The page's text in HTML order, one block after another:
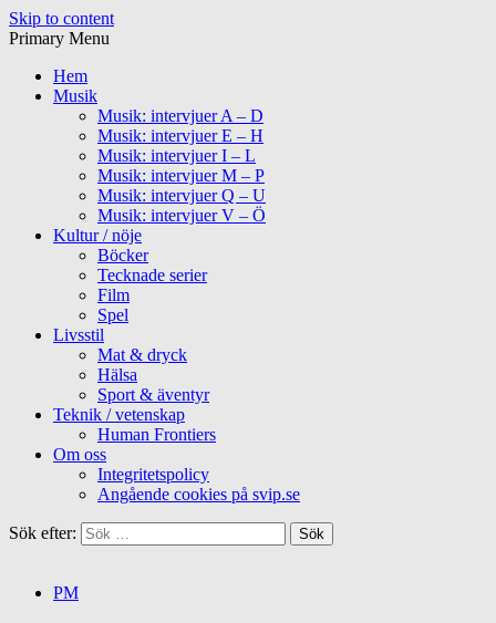
Skip to content
Primary Menu
Hem
Musik
Musik: intervjuer A – D
Musik: intervjuer E – H
Musik: intervjuer I – L
Musik: intervjuer M – P
Musik: intervjuer Q – U
Musik: intervjuer V – Ö
Kultur / nöje
Böcker
Tecknade serier
Film
Spel
Livsstil
Mat & dryck
Hälsa
Sport & äventyr
Teknik / vetenskap
Human Frontiers
Om oss
Integritetspolicy
Angående cookies på svip.se
Sök efter:
PM